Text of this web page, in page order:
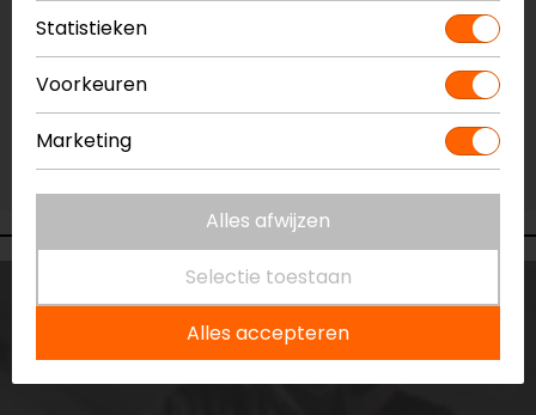
Vestiging Capelle a/d IJssel
Niet op voorraad
Vestiging Eindhoven
Niet op voorraad
Vestiging Vianen
Statistieken
Voorkeuren
Marketing
Alles afwijzen
Selectie toestaan
Alles accepteren